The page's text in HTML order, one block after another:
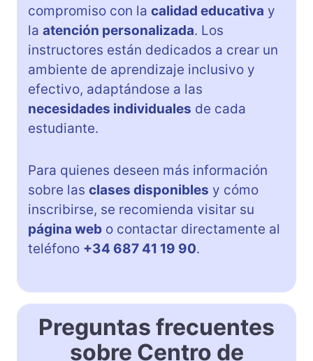
compromiso con la calidad educativa y
la atención personalizada. Los
instructores están dedicados a crear un
ambiente de aprendizaje inclusivo y
efectivo, adaptándose a las
necesidades individuales de cada
estudiante.
Para quienes deseen más información
sobre las clases disponibles y cómo
inscribirse, se recomienda visitar su
página web o contactar directamente al
teléfono +34 687 41 19 90.
Preguntas frecuentes
sobre Centro de